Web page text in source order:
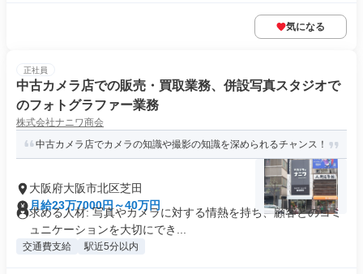
気になる
正社員
中古カメラ店での販売・買取業務、併設写真スタジオで
のフォトグラファー業務
株式会社ナニワ商会
中古カメラ店でカメラの知識や撮影の知識を深められるチャンス！
大阪府大阪市北区芝田
月給23万7000円～40万円
求める人材: 写真やカメラに対する情熱を持ち、顧客とのコミ
ュニケーションを大切にでき...
交通費支給 駅近5分以内